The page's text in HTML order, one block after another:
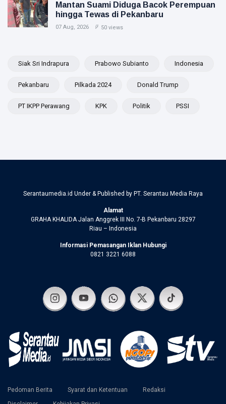
Mantan Suami Diduga Bacok Perempuan
hingga Tewas di Pekanbaru
07 Aug, 2026 50 views
Siak Sri Indrapura Prabowo Subianto Indonesia
Pekanbaru Pilkada 2024 Donald Trump
PT IKPP Perawang KPK Politik PSSI
Serantaumedia.id Under & Published by PT. Serantau Media Raya
Alamat
GRAHA KHALIDA Jalan Anggrek III No. 7-B Pekanbaru 28297
Riau – Indonesia
Informasi Pemasangan Iklan Hubungi
0821 3221 6088
Pedoman Berita Syarat dan Ketentuan
Redaksi